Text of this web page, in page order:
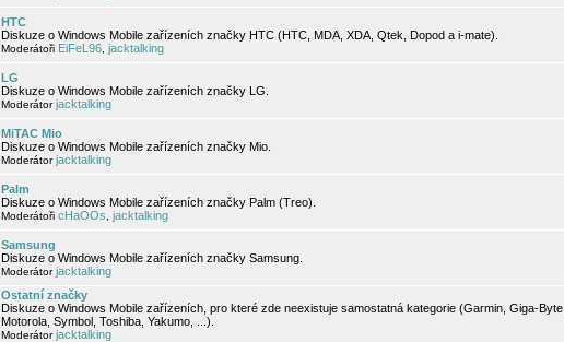
HTC
Diskuze o Windows Mobile zařízeních značky HTC (HTC, MDA, XDA, Qtek, Dopod a i-mate).
Moderátoři EiFeL96 jacktalking
LG
Diskuze o Windows Mobile zařízeních značky LG.
Moderátorjacktalking
MiTAC Mio
Diskuze o Windows Mobile zařízeních značky Mio.
Moderátorjacktalking
Palm
Diskuze o Windows Mobile zařízeních značky Palm (Treo).
Moderátoři cHaOOs jacktalking
Samsung
Diskuze o Windows Mobile zařízeních značky Samsung.
Moderátorjacktalking
Ostatní značky
Diskuze o Windows Mobile zařízeních, pro které zde neexistuje samostatná kategorie (Garmin, Giga-Byte,
Motorola, Symbol, Toshiba, Yakumo, ...).
Moderátorjacktalking